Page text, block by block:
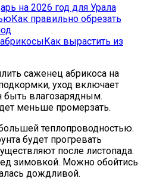
на 2026 год для Урала
Как правильно обрезать
Как вырастить из
саженец абрикоса на
уход включает
влагозарядным.
меньше промерзать.
теплопроводностью.
будет прогревать
после листопада.
зимовкой. Можно обойтись
дождливой.